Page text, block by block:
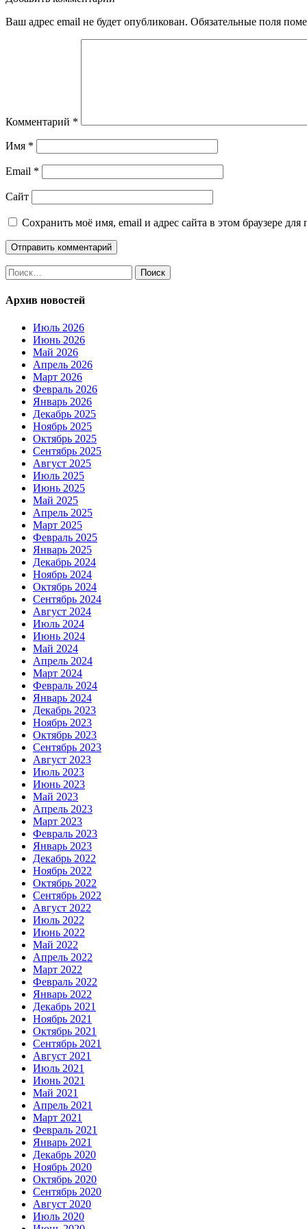
Ваш адрес email не будет опубликован. Обязательные поля
Комментарий *
Имя *
Email *
Сайт
Сохранить моё имя, email и адрес сайта в этом браузере
Найти:
Архив новостей
Июль 2026
Июнь 2026
Май 2026
Апрель 2026
Март 2026
Февраль 2026
Январь 2026
Декабрь 2025
Ноябрь 2025
Октябрь 2025
Сентябрь 2025
Август 2025
Июль 2025
Июнь 2025
Май 2025
Апрель 2025
Март 2025
Февраль 2025
Январь 2025
Декабрь 2024
Ноябрь 2024
Октябрь 2024
Сентябрь 2024
Август 2024
Июль 2024
Июнь 2024
Май 2024
Апрель 2024
Март 2024
Февраль 2024
Январь 2024
Декабрь 2023
Ноябрь 2023
Октябрь 2023
Сентябрь 2023
Август 2023
Июль 2023
Июнь 2023
Май 2023
Апрель 2023
Март 2023
Февраль 2023
Январь 2023
Декабрь 2022
Ноябрь 2022
Октябрь 2022
Сентябрь 2022
Август 2022
Июль 2022
Июнь 2022
Май 2022
Апрель 2022
Март 2022
Февраль 2022
Январь 2022
Декабрь 2021
Ноябрь 2021
Октябрь 2021
Сентябрь 2021
Август 2021
Июль 2021
Июнь 2021
Май 2021
Апрель 2021
Март 2021
Февраль 2021
Январь 2021
Декабрь 2020
Ноябрь 2020
Октябрь 2020
Сентябрь 2020
Август 2020
Июль 2020